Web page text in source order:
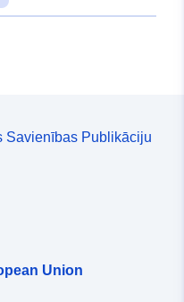
Savienības Publikāciju
Union